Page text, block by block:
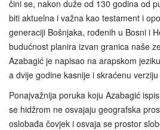
čini se, nakon duže od 130 godina od
biti aktuelna i važna kao testament i
generaciji Bošnjaka, rođenih u Bosni i
budućnost planira izvan granica naše
Azabagić je napisao na arapskom
a dvije godine kasnije i skraćenu
Ponajvažnija poruka koju Azabagić
se hidžrom ne osvajaju geografska
oslobađa čovjek i osvaja se prostor